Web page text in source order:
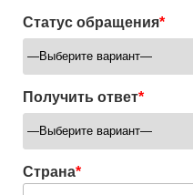
Статус обращения*
Получить ответ*
Страна*